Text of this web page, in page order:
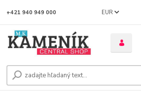
EUR
+421 940 949 000